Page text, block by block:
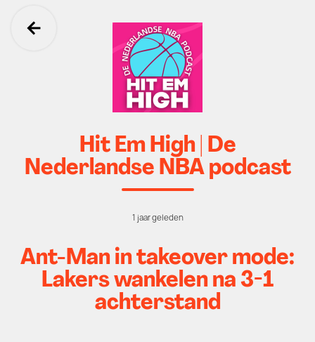
Ga terug
Hit Em High | De
Nederlandse NBA podcast
1 jaar geleden
Ant-Man in takeover mode:
Lakers wankelen na 3-1
achterstand